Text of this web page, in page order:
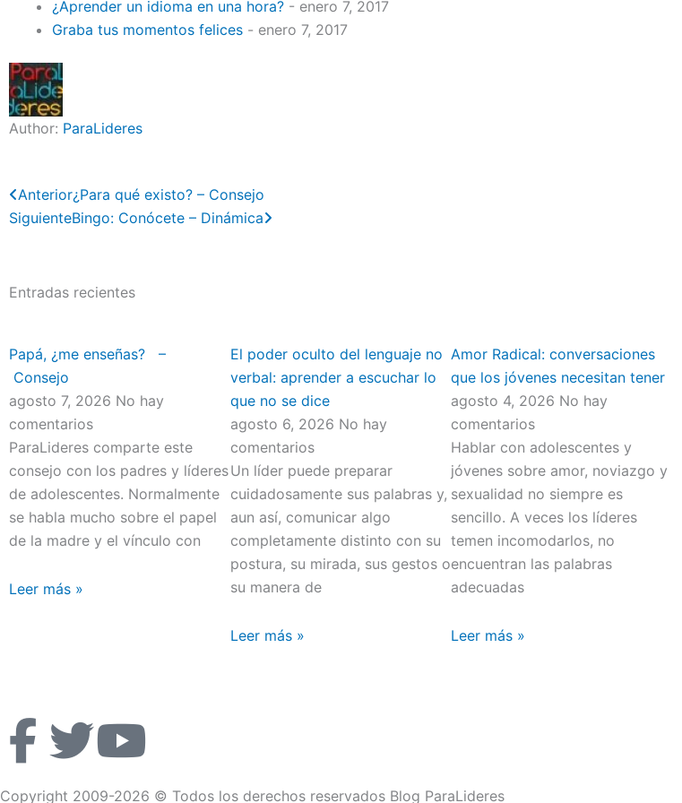
¿Aprender un idioma en una hora? - enero 7, 2017
Graba tus momentos felices - enero 7, 2017
Author: ParaLideres
Previo
Anterior¿Para qué existo? – Consejo
SiguienteBingo: Conócete – Dinámica
Entradas recientes
Papá, ¿me enseñas? –
Consejo
agosto 7, 2026 No hay
comentarios
ParaLideres comparte este
consejo con los padres y líderes
de adolescentes. Normalmente
se habla mucho sobre el papel
de la madre y el vínculo con
Leer más »
El poder oculto del lenguaje no
verbal: aprender a escuchar lo
que no se dice
agosto 6, 2026 No hay
comentarios
Un líder puede preparar
cuidadosamente sus palabras y,
aun así, comunicar algo
completamente distinto con su
postura, su mirada, sus gestos o
su manera de
Leer más »
Amor Radical: conversaciones
que los jóvenes necesitan tener
agosto 4, 2026 No hay
comentarios
Hablar con adolescentes y
jóvenes sobre amor, noviazgo y
sexualidad no siempre es
sencillo. A veces los líderes
temen incomodarlos, no
encuentran las palabras
adecuadas
Leer más »
F
a
T
w
Y
o
Copyright 2009-2026 © Todos los derechos reservados Blog ParaLideres